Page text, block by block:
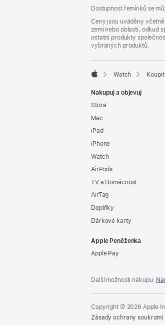
Dostupnost řemínků se
Ceny jsou uváděny
zemi nebo oblasti, odkud
ostatní produkty
vybraných produktů.
Watch
Nakupuj a objevuj
Store
Mac
iPad
iPhone
Watch
AirPods
TV a Domácnost
AirTag
Doplňky
Dárkové karty
Apple Peněženka
Apple Pay
Další možnosti nákupu:
Copyright © 2026 Apple
Zásady ochrany soukromí